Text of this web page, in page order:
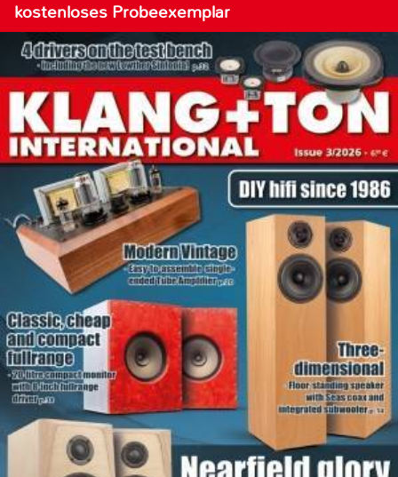
kostenloses Probeexemplar